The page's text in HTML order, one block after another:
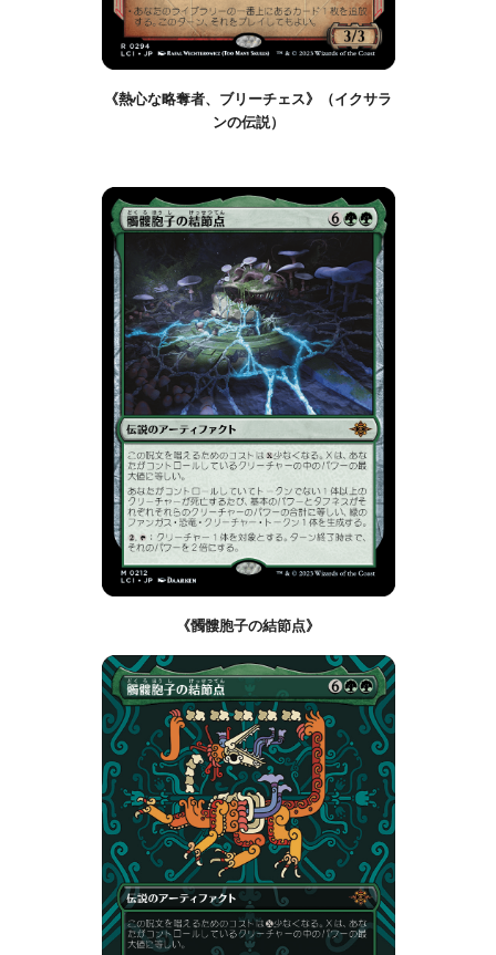
《熱心な略奪者、ブリーチェス》（イクサラ
ンの伝説）
《髑髏胞子の結節点》